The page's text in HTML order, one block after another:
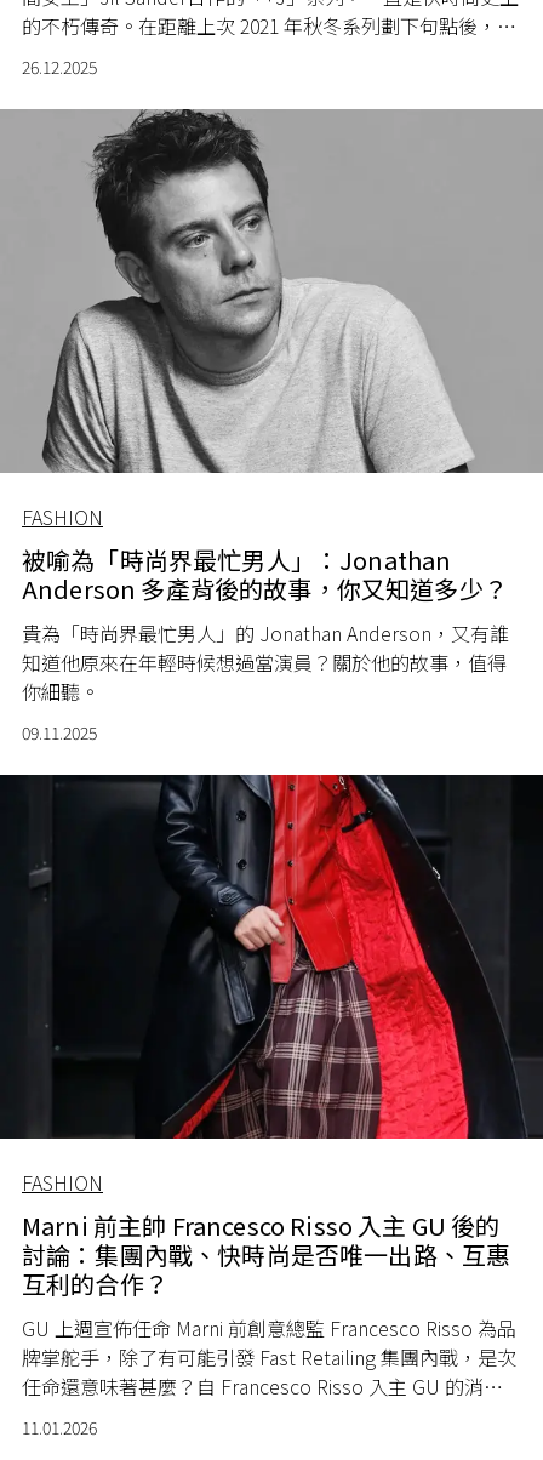
的不朽傳奇。在距離上次 2021 年秋冬系列劃下句點後，睽
違五年，UNIQLO驚喜宣布將於 2026年1月再次帶回 +J 系
列的經典復刻單品，為品牌40週年獻上一份厚禮。這次的
復刻計畫精選了三款最具代表性的設計，完美體現了Jil
Sander標誌性的建築感剪裁與理性美學，讓當年沒搶到的
粉絲能有再次入手的機會。
26.12.2025
FASHION
被喻為「時尚界最忙男人」：Jonathan
Anderson 多產背後的故事，你又知道多少？
貴為「時尚界最忙男人」的 Jonathan Anderson，又有誰
知道他原來在年輕時候想過當演員？關於他的故事，值得
你細聽。
09.11.2025
FASHION
Marni 前主帥 Francesco Risso 入主 GU 後的
討論：集團內戰、快時尚是否唯一出路、互惠
互利的合作？
GU 上週宣佈任命 Marni 前創意總監 Francesco Risso 為品
牌掌舵手，除了有可能引發 Fast Retailing 集團內戰，是次
任命還意味著甚麼？自 Francesco Risso 入主 GU 的消息
公開後，網上的討論聲音未曾退熱，其中主要有 3 大議
題。
11.01.2026